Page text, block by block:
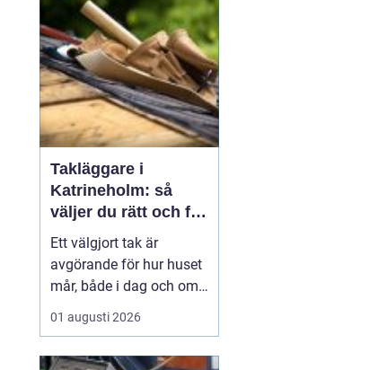
kombinera två eller fler
material för att skapa
något som...
Takläggare i
Katrineholm: så
väljer du rätt och får
ett tak som håller
Ett välgjort tak är
avgörande för hur huset
mår, både i dag och om
tjugo år. I Katrineholm
märks varje årstid
01 augusti 2026